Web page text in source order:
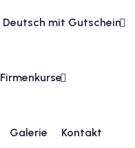
Deutsch mit Gutschein
Firmenkurse
Galerie Kontakt